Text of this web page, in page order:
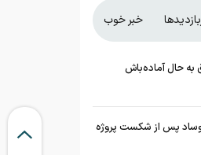
خبر خوب
به حال آماده‌باش
پس از شکست پروژه